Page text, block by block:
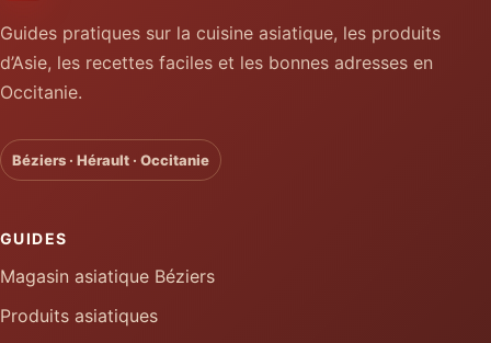
Guides pratiques sur la cuisine asiatique, les produits
d’Asie, les recettes faciles et les bonnes adresses en
Occitanie.
Béziers · Hérault · Occitanie
GUIDES
Magasin asiatique Béziers
Produits asiatiques